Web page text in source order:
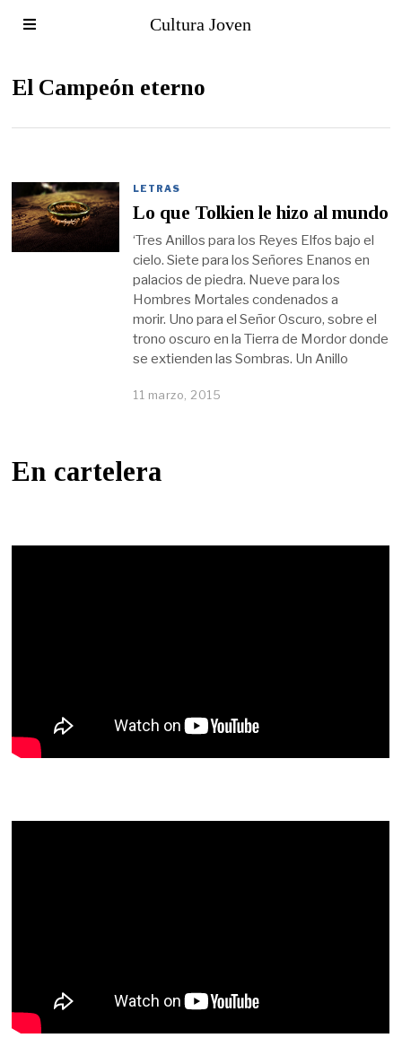
Cultura Joven
El Campeón eterno
LETRAS
Lo que Tolkien le hizo al mundo
‘Tres Anillos para los Reyes Elfos bajo el
cielo. Siete para los Señores Enanos en
palacios de piedra. Nueve para los
Hombres Mortales condenados a
morir. Uno para el Señor Oscuro, sobre el
trono oscuro en la Tierra de Mordor donde
se extienden las Sombras. Un Anillo
11 marzo, 2015
En cartelera